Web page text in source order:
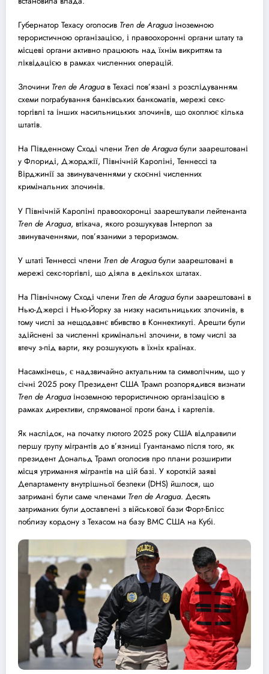
Губернатор Техасу оголосив Tren de Araguaіноземною
терористичною організацією, і правоохоронні органи штату та
місцеві органи активно працюють над їхнім викриттям та
ліквідацією в рамках численних операцій.
Злочини Tren de Araguaв Техасі пов’язані з розслідуванням
схеми пограбування банківських банкоматів, мережі секс-
торгівлі та інших насильницьких злочинів, що охоплює кілька
штатів.
На Південному Сході члени Tren de Araguaбули заарештовані
у Флориді, Джорджії, Північній Кароліні, Теннессі та
Вірджинії за звинуваченнями у скоєнні численних
кримінальних злочинів.
У Північній Кароліні правоохоронці заарештували лейтенанта
Tren de Aragua, втікача, якого розшукував Інтерпол за
звинуваченнями, пов’язаними з тероризмом.
У штаті Теннессі члени Tren de Araguaбули заарештовані в
мережі секс-торгівлі, що діяла в декількох штатах.
На Північному Сході члени Tren de Araguaбули заарештовані в
Нью-Джерсі і Нью-Йорку за низку насильницьких злочинів, в
тому числі за нещодавнє вбивство в Коннектикуті. Арешти були
здійснені за численні кримінальні злочини, в тому числі за
втечу з-під варти, яку розшукують в їхніх країнах.
Насамкінець, є надзвичайно актуальним та символічним, що у
січні 2025 року Президент США Трамп розпорядився визнати
Tren de Araguaіноземною терористичною організацією в
рамках директиви, спрямованої проти банд і картелів.
Як наслідок, на початку лютого 2025 року США відправили
першу групу мігрантів до в’язниці Гуантанамо після того, як
президент Дональд Трамп оголосив про плани розширити
місця утримання мігрантів на цій базі. У короткій заяві
Департаменту внутрішньої безпеки (DHS) йшлося, що
затримані були саме членами Tren de Aragua. Десять
затриманих були доставлені з військової бази Форт-Блісс
поблизу кордону з Техасом на базу ВМС США на Кубі.